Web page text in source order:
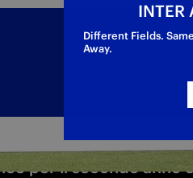
per il secondo anno
INTER
Different Fields.
Away.